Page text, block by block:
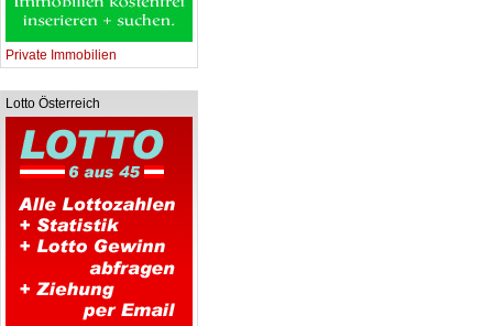
Private Immobilien
Lotto Österreich